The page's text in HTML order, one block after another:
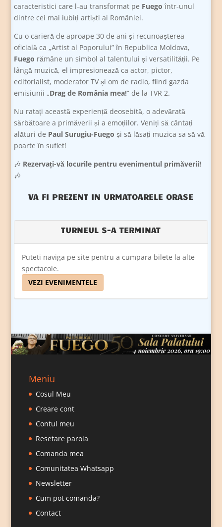
caracteristici care l-au transformat pe Fuego într-unul
dintre cei mai iubiți artiști ai României.
Cu o carieră de aproape 30 de ani și recunoașterea
oficială ca „Artist al Poporului” în Republica Moldova,
Fuego rămâne un simbol al talentului și versatilității. Pe
lângă muzică, el impresionează ca actor, pictor,
editorialist, moderator TV și om de radio, fiind gazda
emisiunii „Drag de România mea!” de la TVR 2.
Nu ratați această experiență deosebită, o adevărată
sărbătoare a primăverii și a emoțiilor. Veniți să cântați
alături de Paul Surugiu-Fuego și să lăsați muzica sa să vă
poarte în suflet!
🎶 Rezervați-vă locurile pentru evenimentul primăverii!
🎶
VA FI PREZENT IN URMATOARELE ORASE
TURNEUL S-A TERMINAT
Puteti naviga pe site pentru a cumpara bilete la alte
spectacole.
VEZI EVENIMENTELE
Meniu
Cosul Meu
Creare cont
Contul meu
Resetare parola
Comanda mea
Comunitatea Whatsapp
Newsletter
Cum pot comanda?
Contact